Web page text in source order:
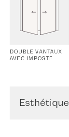
DOUBLE VANTAUX
AVEC IMPOSTE
Esthétique